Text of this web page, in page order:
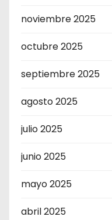
noviembre 2025
octubre 2025
septiembre 2025
agosto 2025
julio 2025
junio 2025
mayo 2025
abril 2025